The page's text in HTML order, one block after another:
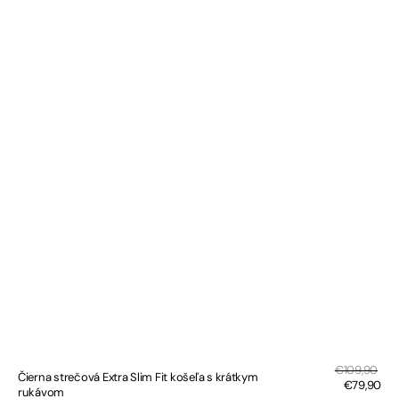
Čierna strečová Extra Slim Fit košeľa s krátkym
rukávom
Bežná
cena
€109,90
€79,90